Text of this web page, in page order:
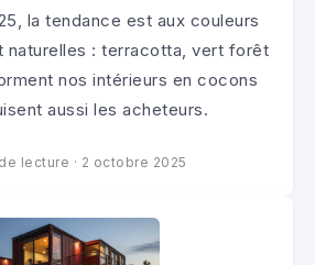
la tendance est aux couleurs
naturelles : terracotta, vert forêt
nos intérieurs en cocons
aussi les acheteurs.
lecture · 2 octobre 2025